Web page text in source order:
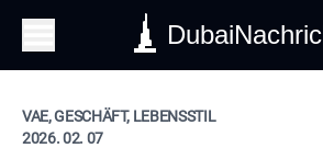
VAE, GESCHÄFT, LEBENSSTIL
2026. 02. 07